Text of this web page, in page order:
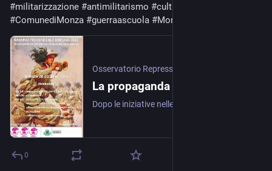
#militarizzazione #antimilitarismo #culturamilitare
#ComunediMonza #guerraascuola #MonzaeBrianza
Osservatorio Repressione
0